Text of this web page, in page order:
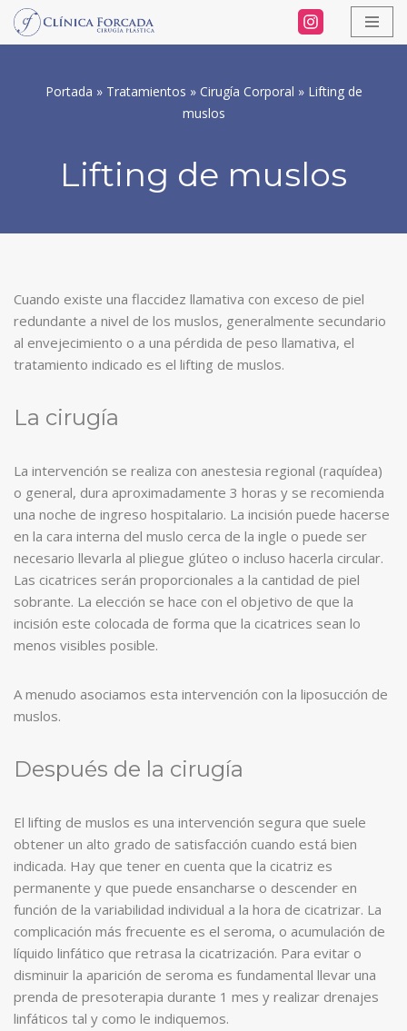
Saltar
contenido
Portada » Tratamientos » Cirugía Corporal » Lifting de
muslos
Lifting de muslos
Cuando existe una flaccidez llamativa con exceso de piel
redundante a nivel de los muslos, generalmente secundario
al envejecimiento o a una pérdida de peso llamativa, el
tratamiento indicado es el lifting de muslos.
La cirugía
La intervención se realiza con anestesia regional (raquídea)
o general, dura aproximadamente 3 horas y se recomienda
una noche de ingreso hospitalario. La incisión puede hacerse
en la cara interna del muslo cerca de la ingle o puede ser
necesario llevarla al pliegue glúteo o incluso hacerla circular.
Las cicatrices serán proporcionales a la cantidad de piel
sobrante. La elección se hace con el objetivo de que la
incisión este colocada de forma que la cicatrices sean lo
menos visibles posible.
A menudo asociamos esta intervención con la liposucción de
muslos.
Después de la cirugía
El lifting de muslos es una intervención segura que suele
obtener un alto grado de satisfacción cuando está bien
indicada. Hay que tener en cuenta que la cicatriz es
permanente y que puede ensancharse o descender en
función de la variabilidad individual a la hora de cicatrizar. La
complicación más frecuente es el seroma, o acumulación de
líquido linfático que retrasa la cicatrización. Para evitar o
disminuir la aparición de seroma es fundamental llevar una
prenda de presoterapia durante 1 mes y realizar drenajes
linfáticos tal y como le indiquemos.